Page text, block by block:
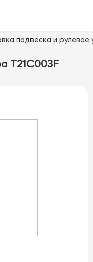
подвеска и рулевое
T21C003F